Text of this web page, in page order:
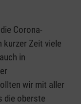
Corona-
kurzer Zeit viele
in
wir mit aller
die oberste